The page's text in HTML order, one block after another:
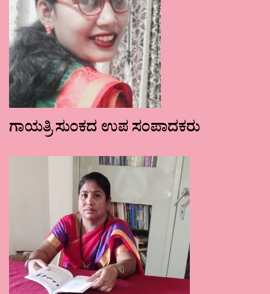
ಗಾಯತ್ರಿ ಸುಂಕದ ಉಪ ಸಂಪಾದಕರು